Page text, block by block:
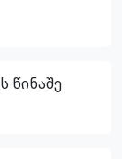
წინაშე